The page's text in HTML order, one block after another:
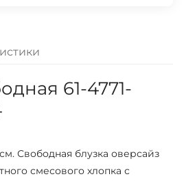
61-4771-
Свободная блузка оверсайз
смесового хлопка с